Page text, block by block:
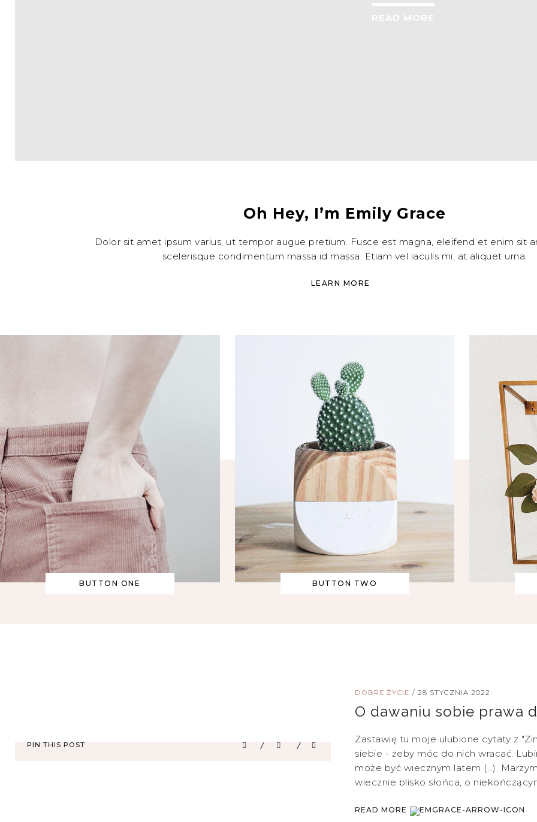
READ MORE
Oh Hey, I’m Emily Grace
Dolor sit amet ipsum varius, ut tempor augue pretium. Fusce est magna, eleifend et enim sit
scelerisque condimentum massa id massa. Etiam vel iaculis mi, at aliquet urna.
LEARN MORE
BUTTON ONE BUTTON TWO
PIN THIS POST
DOBRE ŻYCIE / 28 STYCZNIA 2022
O dawaniu sobie prawa
Zastawię tu moje ulubione cytaty z
siebie - żeby móc do nich wracać.
może być wiecznym latem (…).
wiecznie blisko słońca, o
READ MORE